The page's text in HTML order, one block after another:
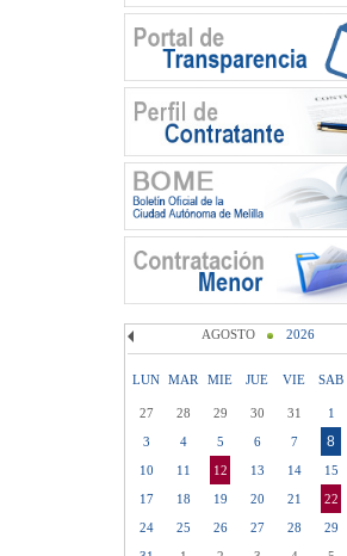
AGOSTO 2026
LUN MAR MIE JUE VIE SAB
27 28 29 30 31 1
3
4 5 6 7 8
10
11 12 13 14 15
17
18 19 20 21 22
24
25 26 27 28 29